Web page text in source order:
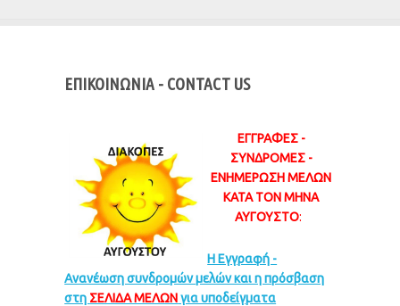
ΕΠΙΚΟΙΝΩΝΙΑ - CONTACT US
ΕΓΓΡΑΦΕΣ -
ΣΥΝΔΡΟΜΕΣ -
ΕΝΗΜΕΡΩΣΗ ΜΕΛΩΝ
ΚΑΤΑ ΤΟΝ ΜΗΝΑ
ΑΥΓΟΥΣΤΟ:
Η Εγγραφή -
Ανανέωση συνδρομών μελών και η πρόσβαση
στη ΣΕΛΙΔΑ ΜΕΛΩΝγια υποδείγματα